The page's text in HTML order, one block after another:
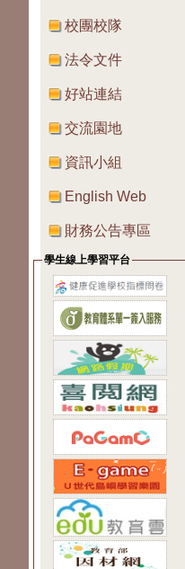
校團校隊
法令文件
好站連結
交流園地
資訊小組
English Web
財務公告專區
學生線上學習平台